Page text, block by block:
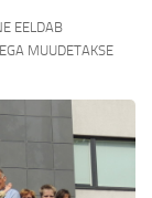
EELDAB
MUUDETAKSE